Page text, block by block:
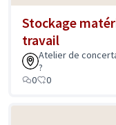
Stockage
travail
Atelier de
?
0
0